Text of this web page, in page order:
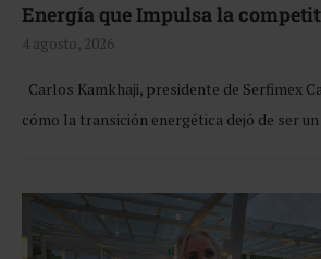
Energía que Impulsa la
4 agosto, 2026
Carlos Kamkhaji, presidente de Serfimex
cómo la transición energética dejó de ser